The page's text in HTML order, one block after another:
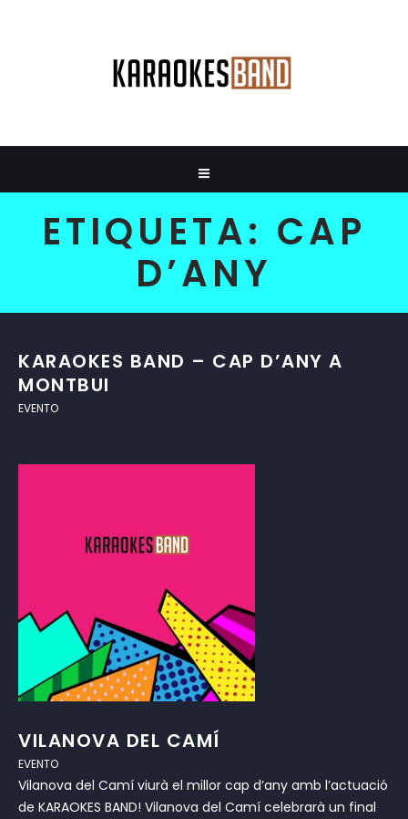
ETIQUETA: CAP
D’ANY
KARAOKES BAND – CAP D’ANY A
MONTBUI
EVENTO
VILANOVA DEL CAMÍ
EVENTO
Vilanova del Camí viurà el millor cap d’any amb l’actuació
de KARAOKES BAND! Vilanova del Camí celebrarà un final